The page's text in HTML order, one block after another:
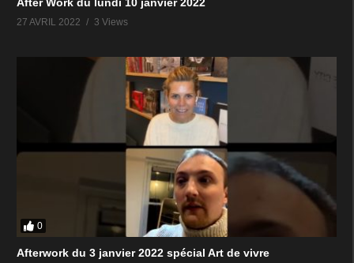
27 AVRIL 2022 3 Views
0
Afterwork du 3 janvier 2022 spécial Art de vivre